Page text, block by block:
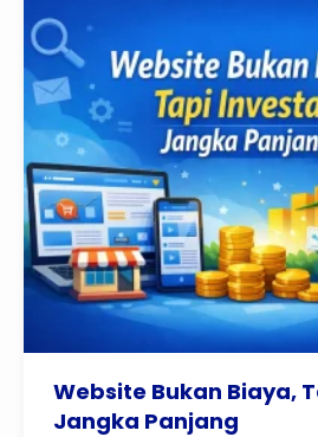
Website Bukan Biaya,
Jangka Panjang